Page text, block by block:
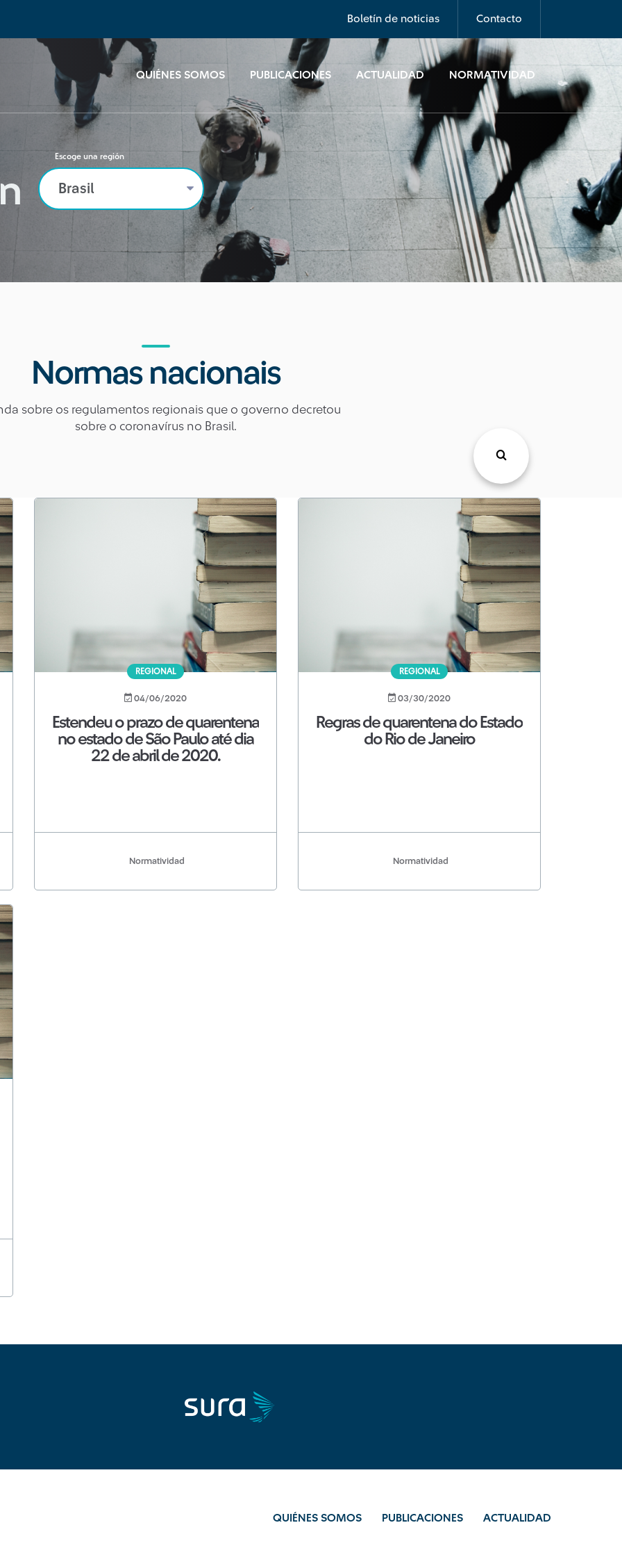
Boletín de noticias Contacto
QUIÉNES SOMOS PUBLICACIONES ACTUALIDAD NORMATIVIDAD
Escoge una región
Normas nacionais
sobre os regulamentos regionais que o governo decretou
sobre o coronavírus no Brasil.
REGIONAL
04/06/2020
Estendeu o prazo de quarentena
no estado de São Paulo até dia
22 de abril de 2020.
Normatividad
REGIONAL
03/30/2020
Regras de quarentena do Estado
do Rio de Janeiro
Normatividad
QUIÉNES SOMOS PUBLICACIONES ACTUALIDAD